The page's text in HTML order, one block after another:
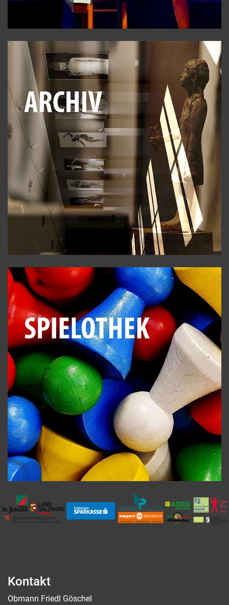
Kontakt
Obmann Friedl Göschel